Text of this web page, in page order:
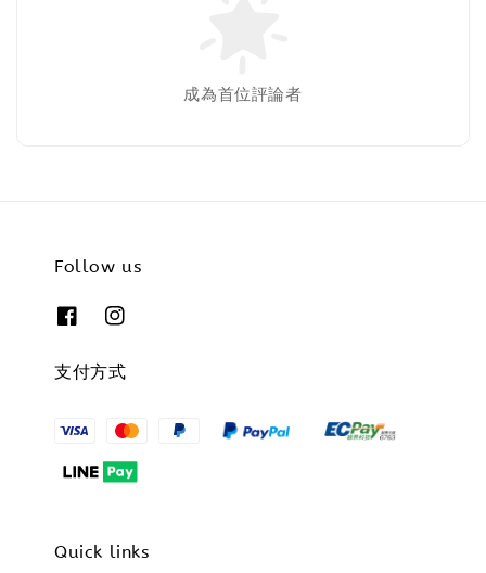
成為首位評論者
Follow us
支付方式
Quick links